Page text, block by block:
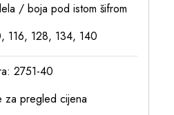
/ boja pod istom šifrom
116, 128, 134, 140
2751-40
za pregled cijena